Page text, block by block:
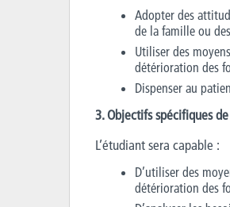
Adopter des
de la famille ou
Utiliser des
détérioration des
Dispenser au
3. Objectifs spécifiques
L’étudiant sera capable :
D’utiliser des
détérioration des